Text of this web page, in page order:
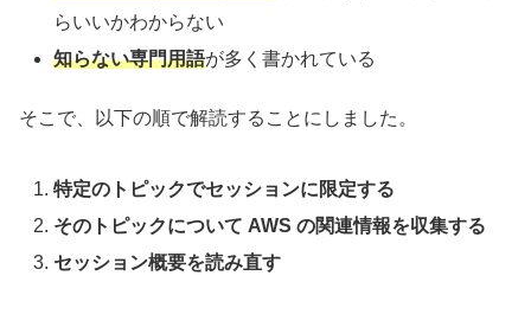
らいいかわからない
知らない専門用語が多く書かれている
そこで、以下の順で解読することにしました。
特定のトピックでセッションに限定する
そのトピックについて AWS の関連情報を収集する
セッション概要を読み直す